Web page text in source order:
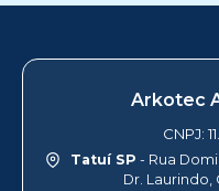
Arkotec
CNPJ:
Tatuí SP - Rua
Dr. Laurindo,